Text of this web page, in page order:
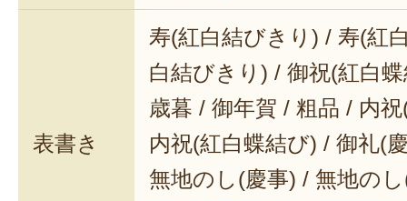
表書き
寿(紅白結びきり) / 寿(紅
白結びきり) / 御祝(紅白
歳暮 / 御年賀 / 粗品 / 内
内祝(紅白蝶結び) / 御礼(
無地のし(慶事) / 無地の